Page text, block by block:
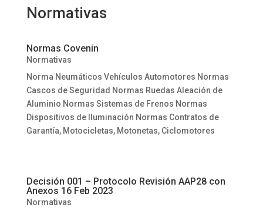
Normativas
Normas Covenin
Normativas
Norma Neumáticos Vehículos Automotores Normas
Cascos de Seguridad Normas Ruedas Aleación de
Aluminio Normas Sistemas de Frenos Normas
Dispositivos de Iluminación Normas Contratos de
Garantía, Motocicletas, Motonetas, Ciclomotores
Decisión 001 – Protocolo Revisión AAP28 con
Anexos 16 Feb 2023
Normativas